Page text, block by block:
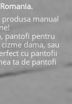
produsa manual
pantofi pentru
dama, sau
cu pantofii
ta de pantofi